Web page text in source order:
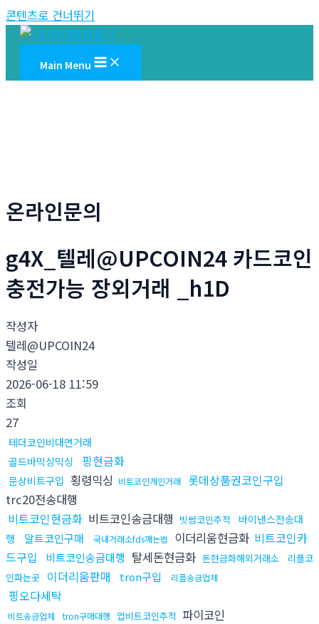
콘텐츠로 건너뛰기
Main Menu
온라인문의
g4X_텔레@UPCOIN24 카드코인
충전가능 장외거래 _h1D
작성자
텔레@UPCOIN24
작성일
2026-06-18 11:59
조회
27
테더코인비대면거래
골드바믹싱믹싱
핑현금화
문상비트구입 횡령믹싱 비트코인개인거래
롯데상품권코인구입
trc20전송대행
비트코인현금화 비트코인송금대행 빗썸코인추적
바이낸스전송대
행
알트코인구매 국내거래소fds깨는법 이더리움현금화 비트코인카
드구입
비트코인송금대행 탈세돈현금화 돈현금화해외거래소
리플코
인파는곳 이더리움판매 tron구입 리플송금업체
핑오다세탁
비트송금업체 tron구매대행 업비트코인추적 파이코인